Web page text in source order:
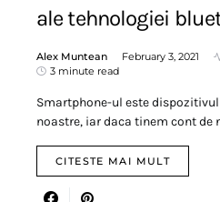
ale tehnologiei
Alex Muntean February 3, 2021
3 minute read
Smartphone-ul este
noastre, iar daca tinem cont de
CITESTE MAI MULT